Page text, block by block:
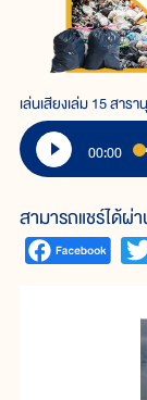
เล่นเสียงเล่ม 15 สา
00:00
สามารถแชร์ได้ผ่